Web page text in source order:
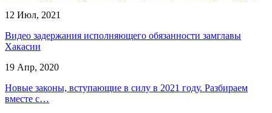
12 Июл, 2021
Видео задержания исполняющего обязанности замглавы
Хакасии
19 Апр, 2020
Новые законы, вступающие в силу в 2021 году. Разбираем
вместе с…